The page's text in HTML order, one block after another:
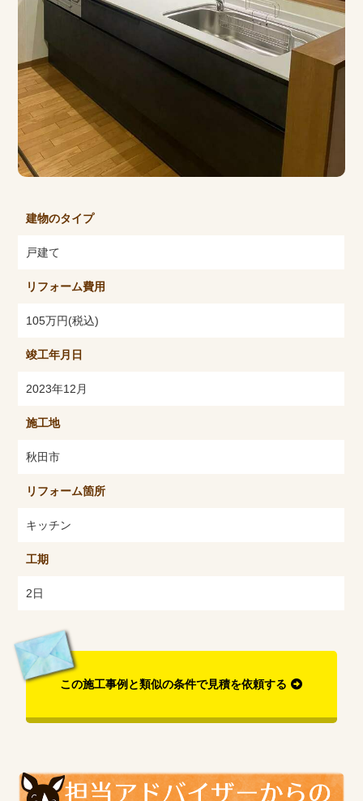
建物のタイプ
戸建て
リフォーム費用
105万円(税込)
竣工年月日
2023年12月
施工地
秋田市
リフォーム箇所
キッチン
工期
2日
この施工事例と類似の条件で見積を依頼する